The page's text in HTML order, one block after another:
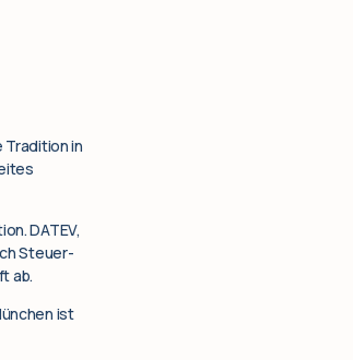
in
DATEV,
Steuer-
ab.
ist